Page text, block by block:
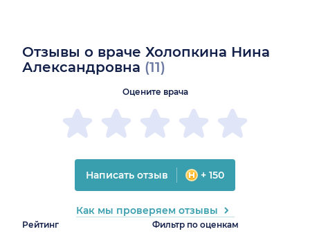
Отзывы о враче Холопкина Нина
Александровна (11)
Рейтинг Фильтр по оценкам
Оцените врача
Написать отзыв + 150
Как мы проверяем отзывы